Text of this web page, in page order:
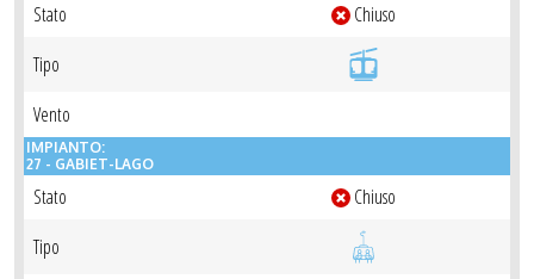
Stato
Chiuso
Tipo
Vento
IMPIANTO:
27 - GABIET-LAGO
Stato
Chiuso
Tipo